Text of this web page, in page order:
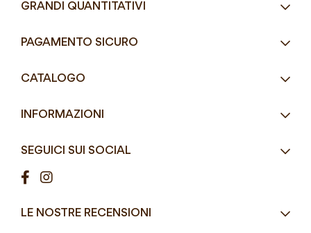
GRANDI QUANTITATIVI
RICHIEDI UN PREVENTIVO
Email info@mddefrancesco.it
8:30 - 12:30 / 15:00 - 19:00
PAGAMENTO SICURO
CATALOGO
Street Food e Take
Pizzerie e Panifici
Ristorazione
INFORMAZIONI
Condizioni di vendita
SEGUICI SUI SOCIAL
LE NOSTRE RECENSIONI